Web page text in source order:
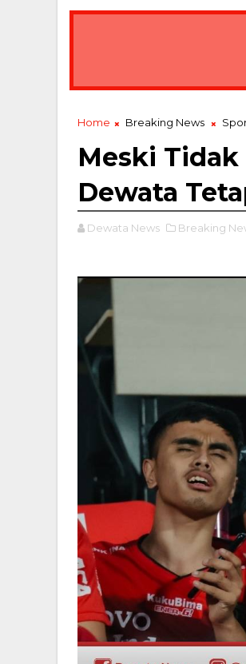
BREAKING NEWS Hadiri Pelantikan
Home Breaking News
Meski
Dewata
Dewata News Breaking